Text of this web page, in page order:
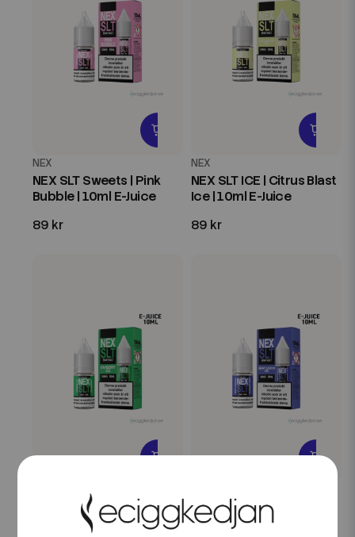
NEX
NEX SLT Sweets | Pink
Bubble | 10ml E-Juice
89 kr
NEX
NEX SLT ICE | Citrus Blast
Ice | 10ml E-Juice
89 kr
NEX SLT ICE | Kiwiberry
Ice | 10ml E-Juice
NEX SLT ICE | Berry
Lemon Ice | 10ml E-Juice